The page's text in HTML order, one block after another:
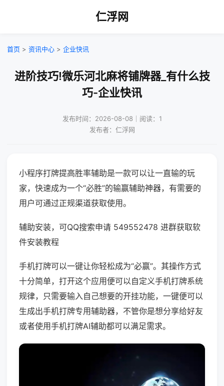
仁浮网
首页 > 资讯中心 > 企业快讯
进阶技巧!微乐河北麻将铺牌器_有什么技
巧-企业快讯
发布时间：2026-08-08｜阅读：1
发布者：仁浮网
小程序打牌提高胜率辅助是一款可以让一直输的玩
家，快速成为一个“必胜”的输赢辅助神器，有需要的
用户可通过正规渠道获取使用。
辅助安装，可QQ搜索申请 549552478 进群获取软
件安装教程
手机打牌可以一键让你轻松成为“必赢”。其操作方式
十分简单，打开这个应用便可以自定义手机打牌系统
规律，只需要输入自己想要的开挂功能，一键便可以
生成出手机打牌专用辅助器，不管你是想分享给好友
或者使用手机打牌AI辅助都可以满足需求。